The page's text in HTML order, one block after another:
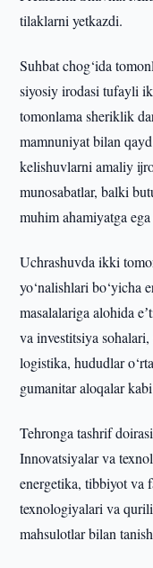
tilaklarni yetkazdi.
Suhbat chog‘ida
siyosiy irodasi tufayli
tomonlama sheriklik
mamnuniyat bilan
kelishuvlarni amaliy
munosabatlar, balki
muhim ahamiyatga
Uchrashuvda ikki
yo‘nalishlari bo‘yicha
masalalariga alohida
va investitsiya
logistika, hududlar
gumanitar aloqalar
Tehronga tashrif
Innovatsiyalar va
energetika, tibbiyot va
texnologiyalari va
mahsulotlar bilan